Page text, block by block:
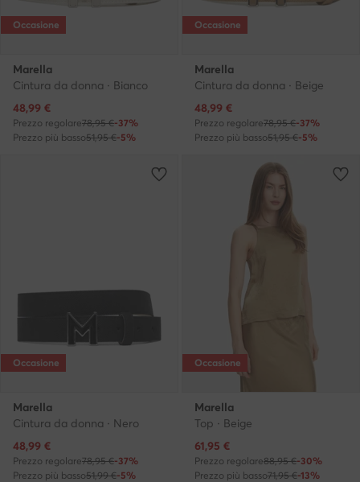
Occasione
Marella
Cintura da donna · Bianco
Prezzo attuale
48,99 €
Prezzo regolare78,95 €-37%
Prezzo più basso51,95 €-5%
Occasione
Marella
Cintura da donna · Beige
Prezzo attuale
48,99 €
Prezzo regolare78,95 €-37%
Prezzo più basso51,95 €-5%
Occasione
Marella
Cintura da donna · Nero
Prezzo attuale
48,99 €
Prezzo regolare78,95 €-37%
Prezzo più basso51,99 €-5%
Occasione
Marella
Top · Beige
Prezzo attuale
61,95 €
Prezzo regolare88,95 €-30%
Prezzo più basso71,95 €-13%